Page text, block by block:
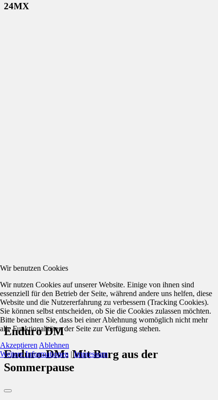
24MX
Enduro DM
Enduro-DM: Mit Burg aus der
Sommerpause
Wir benutzen Cookies
Wir nutzen Cookies auf unserer Website. Einige von ihnen sind
essenziell für den Betrieb der Seite, während andere uns helfen, diese
Website und die Nutzererfahrung zu verbessern (Tracking Cookies).
Sie können selbst entscheiden, ob Sie die Cookies zulassen möchten.
Bitte beachten Sie, dass bei einer Ablehnung womöglich nicht mehr
alle Funktionalitäten der Seite zur Verfügung stehen.
Akzeptieren Ablehnen
Weitere Informationen |Impressum